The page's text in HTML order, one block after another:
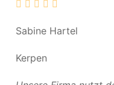
Sabine Hartel
Kerpen